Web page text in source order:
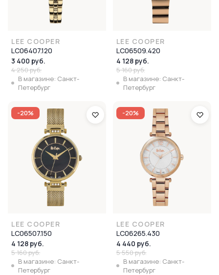
LEE COOPER
LC06407.120
3 400 руб.
4 250 руб.
В магазине: Санкт-
Петербург
LEE COOPER
LC06509.420
4 128 руб.
5 160 руб.
В магазине: Санкт-
Петербург
-20%
LEE COOPER
LC06507.150
4 128 руб.
5 160 руб.
В магазине: Санкт-
Петербург
-20%
LEE COOPER
LC06265.430
4 440 руб.
5 550 руб.
В магазине: Санкт-
Петербург